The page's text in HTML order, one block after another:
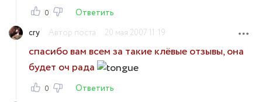
0
Ответить
cry
Автор поста 20 мая 2007 11:19
спасибо вам всем за такие клёвые отзывы, она
будет оч рада
0
Ответить